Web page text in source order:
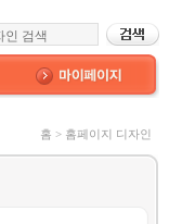
홈 > 홈페이지 디자인